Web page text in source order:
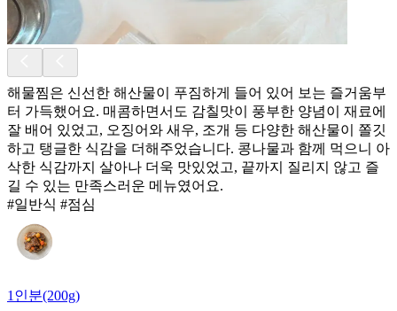
해물찜은 신선한 해산물이 푸짐하게 들어 있어 보는 즐거움부
터 가득했어요. 매콤하면서도 감칠맛이 풍부한 양념이 재료에
잘 배어 있었고, 오징어와 새우, 조개 등 다양한 해산물이 쫄깃
하고 탱글한 식감을 더해주었습니다. 콩나물과 함께 먹으니 아
삭한 식감까지 살아나 더욱 맛있었고, 끝까지 질리지 않고 즐
길 수 있는 만족스러운 메뉴였어요.
#일반식 #점심
1인분(200g)